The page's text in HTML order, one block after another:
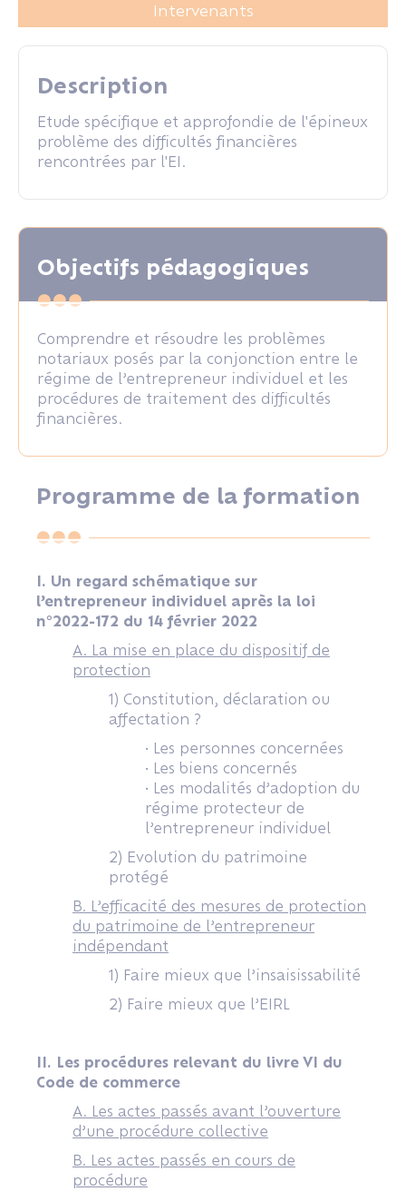
Intervenants
Description
Etude spécifique et approfondie de l'épineux
problème des difficultés financières
rencontrées par l'EI.
Objectifs pédagogiques
Comprendre et résoudre les problèmes
notariaux posés par la conjonction entre le
régime de l’entrepreneur individuel et les
procédures de traitement des difficultés
financières.
Programme de la formation
I. Un regard schématique sur
l’entrepreneur individuel après la loi
n°2022-172 du 14 février 2022
A. La mise en place du dispositif de
protection
1) Constitution, déclaration ou
affectation ?
• Les personnes concernées
• Les biens concernés
• Les modalités d’adoption du
régime protecteur de
l’entrepreneur individuel
2) Evolution du patrimoine
protégé
B. L’efficacité des mesures de protection
du patrimoine de l’entrepreneur
indépendant
1) Faire mieux que l’insaisissabilité
2) Faire mieux que l’EIRL
II. Les procédures relevant du livre VI du
Code de commerce
A. Les actes passés avant l’ouverture
d’une procédure collective
B. Les actes passés en cours de
procédure